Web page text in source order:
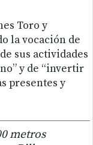
Toro y
la vocación de
sus actividades
y de “invertir
presentes y
metros